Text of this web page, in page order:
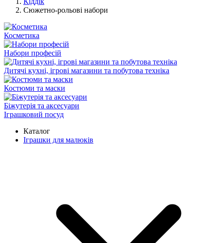
Сюжетно-рольові набори
Косметика
Набори професій
Дитячі кухні, ігрові магазини та побутова техніка
Костюми та маски
Біжутерія та аксесуари
Іграшковий посуд
Каталог
Іграшки для малюків